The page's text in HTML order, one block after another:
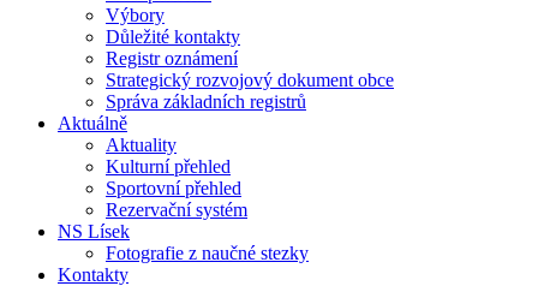
Výbory
Důležité kontakty
Registr oznámení
Strategický rozvojový dokument obce
Správa základních registrů
Aktuálně
Aktuality
Kulturní přehled
Sportovní přehled
Rezervační systém
NS Lísek
Fotografie z naučné stezky
Kontakty